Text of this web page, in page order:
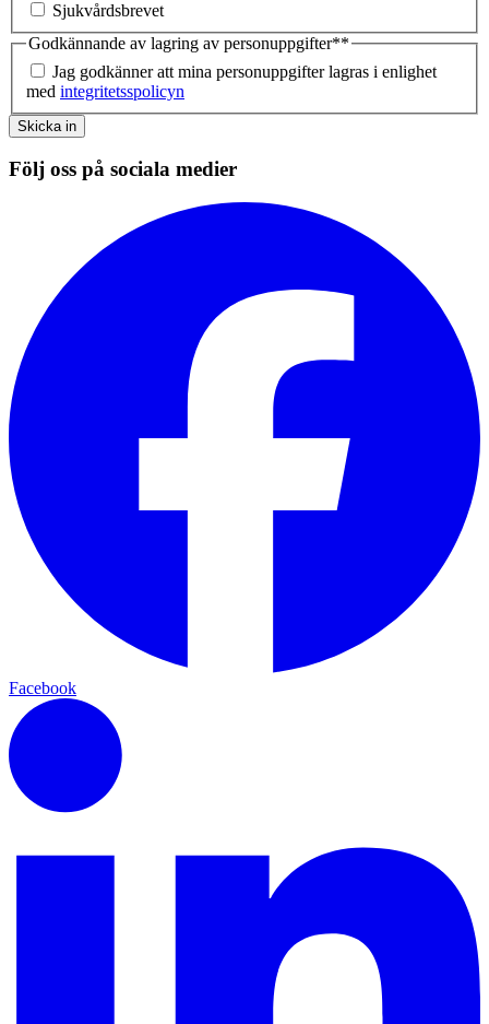
Sjukvårdsbrevet
Godkännande av lagring av personuppgifter**
Jag godkänner att mina personuppgifter lagras i enlighet
med integritetsspolicyn
Skicka in
Följ oss på sociala medier
Facebook